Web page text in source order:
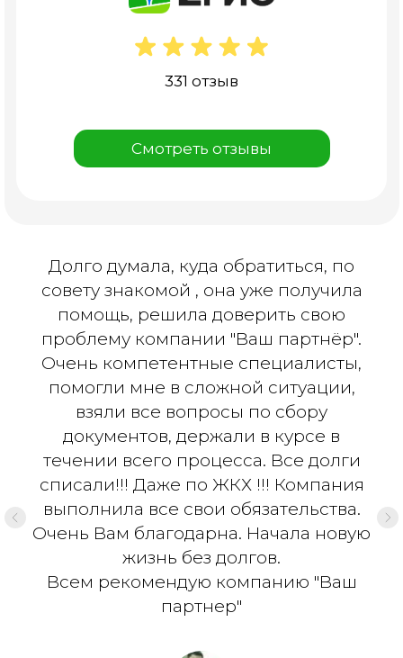
331 отзыв
Смотреть отзывы
Долго думала, куда обратиться, по
совету знакомой , она уже получила
помощь, решила доверить свою
проблему компании "Ваш партнёр".
Очень компетентные специалисты,
помогли мне в сложной ситуации,
взяли все вопросы по сбору
документов, держали в курсе в
течении всего процесса. Все долги
списали!!! Даже по ЖКХ !!! Компания
выполнила все свои обязательства.
Очень Вам благодарна. Начала новую
жизнь без долгов.
Всем рекомендую компанию "Ваш
партнер"